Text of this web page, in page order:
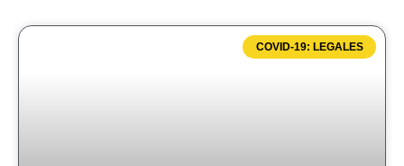
COVID-19: LEGALES